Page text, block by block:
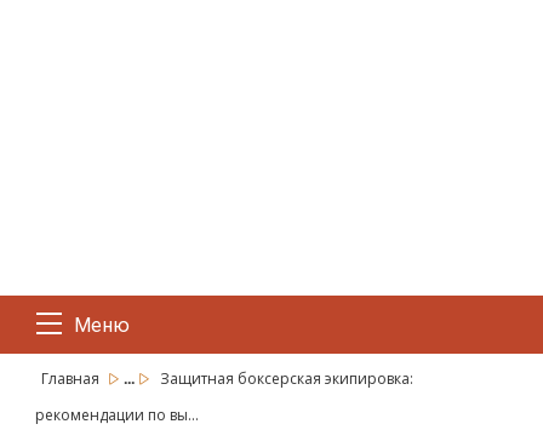
Меню
Главная ...
Защитная боксерская экипировка:
рекомендации по вы...